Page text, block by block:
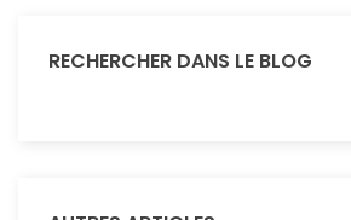
RECHERCHER DANS LE BLOG